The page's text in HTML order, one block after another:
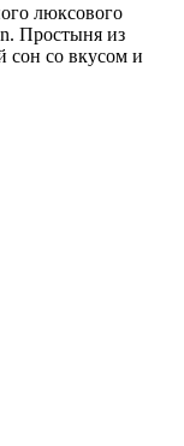
люксового
Простыня из
сон со вкусом и